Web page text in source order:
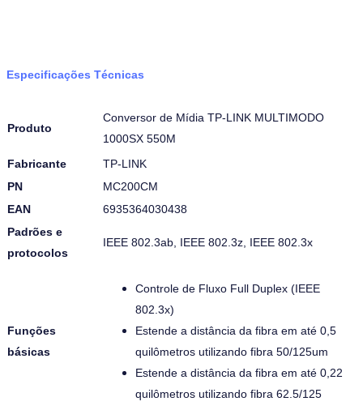
Especificações Técnicas
Produto
Conversor de Mídia TP-LINK MULTIMODO
1000SX 550M
Fabricante
TP-LINK
PN
MC200CM
EAN
6935364030438
Padrões e
protocolos
IEEE 802.3ab, IEEE 802.3z, IEEE 802.3x
Funções
básicas
Controle de Fluxo Full Duplex (IEEE
802.3x)
Estende a distância da fibra em até 0,5
quilômetros utilizando fibra 50/125um
Estende a distância da fibra em até 0,22
quilômetros utilizando fibra 62.5/125